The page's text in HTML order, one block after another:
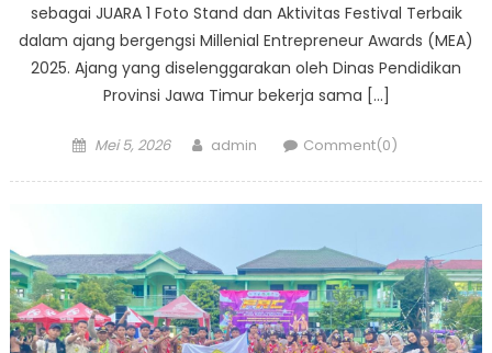
sebagai JUARA 1 Foto Stand dan Aktivitas Festival Terbaik
dalam ajang bergengsi Millenial Entrepreneur Awards (MEA)
2025. Ajang yang diselenggarakan oleh Dinas Pendidikan
Provinsi Jawa Timur bekerja sama […]
Posted
Mei 5, 2026 Author
admin Comment(0)